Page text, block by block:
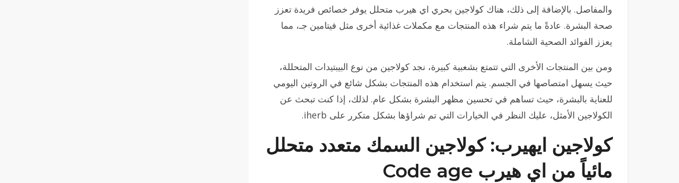
والمفاصل. بالإضافة إلى ذلك، هناك كولاجين بحري اي هيرب متحلل يوفر خصائص فريدة تعزز
صحة البشرة. عادةً ما يتم شراء هذه المنتجات مع مكملات غذائية أخرى مثل فيتامين جـ، مما
يعزز الفوائد الصحية الشاملة.
ومن بين المنتجات الأخرى التي تتمتع بشعبية كبيرة، نجد كولاجين من نوع البيبتيدات المتحللة،
حيث يسهل امتصاصها في الجسم. يتم استخدام هذه المنتجات بشكل شائع في الروتين اليومي
للعناية بالبشرة، حيث تساهم في تحسين مظهر البشرة بشكل عام. لذلك، إذا كنت تبحث عن
الكولاجين الأمثل، عليك النظر في الخيارات التي تم شراؤها بشكل متكرر على iherb.
كولاجين ايهيرب: كولاجين السمك متعدد متحلل
مائياً من اي هيرب ‏Code age